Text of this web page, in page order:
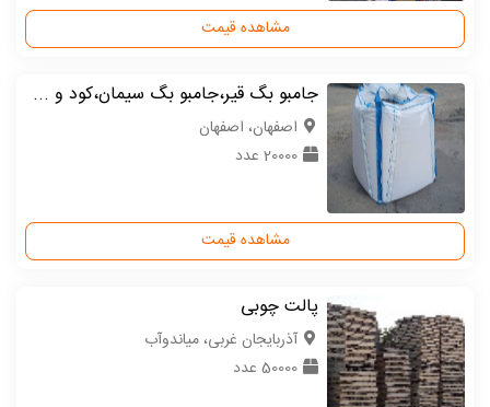
مشاهده قیمت
جامبو بگ قیر،جامبو بگ سیمان،کود و ...
اصفهان، اصفهان
20000 عدد
مشاهده قیمت
پالت چوبی
آذربایجان غربی، میاندوآب
50000 عدد